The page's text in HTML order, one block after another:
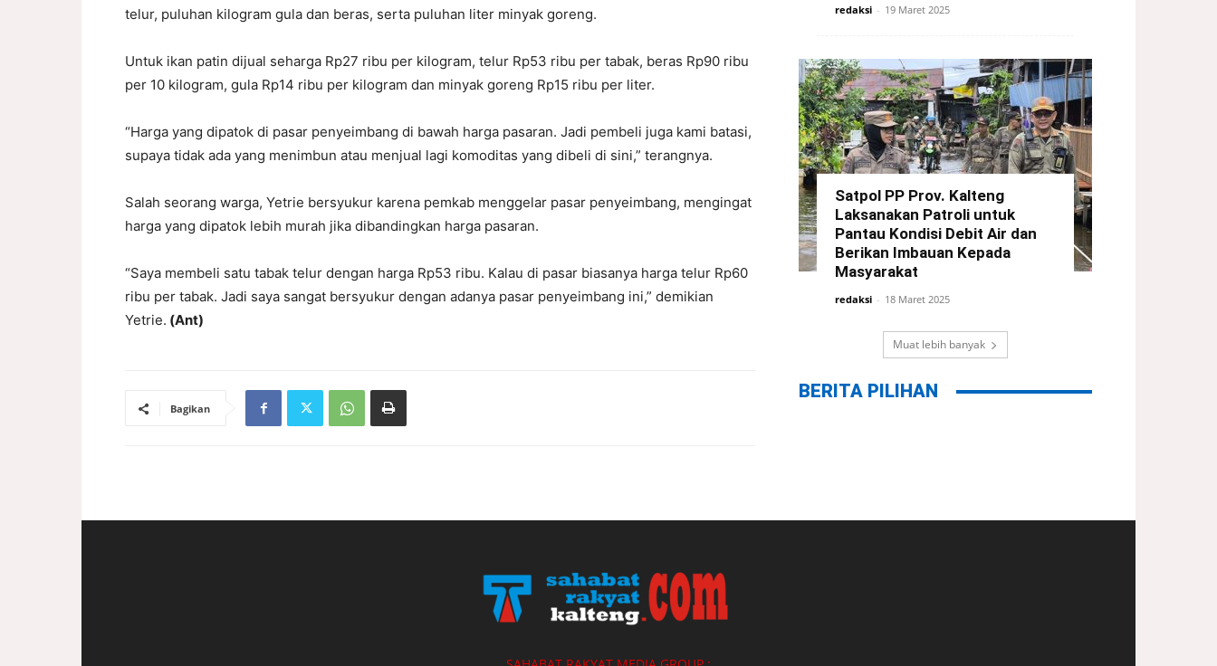
telur, puluhan kilogram gula dan beras, serta puluhan liter minyak goreng.
Untuk ikan patin dijual seharga Rp27 ribu per kilogram, telur Rp53 ribu per tabak, beras Rp90 ribu
per 10 kilogram, gula Rp14 ribu per kilogram dan minyak goreng Rp15 ribu per liter.
“Harga yang dipatok di pasar penyeimbang di bawah harga pasaran. Jadi pembeli juga kami batasi,
supaya tidak ada yang menimbun atau menjual lagi komoditas yang dibeli di sini,” terangnya.
Salah seorang warga, Yetrie bersyukur karena pemkab menggelar pasar penyeimbang, mengingat
harga yang dipatok lebih murah jika dibandingkan harga pasaran.
“Saya membeli satu tabak telur dengan harga Rp53 ribu. Kalau di pasar biasanya harga telur Rp60
ribu per tabak. Jadi saya sangat bersyukur dengan adanya pasar penyeimbang ini,” demikian
Yetrie. (Ant)
Bagikan
redaksi - 19 Maret 2025
Satpol PP Prov. Kalteng
Laksanakan Patroli untuk
Pantau Kondisi Debit Air dan
Berikan Imbauan Kepada
Masyarakat
redaksi - 18 Maret 2025
Muat lebih banyak
BERITA PILIHAN